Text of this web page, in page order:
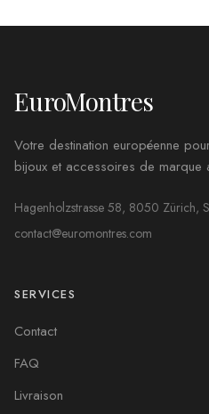
EuroMontres
Votre destination européenne
bijoux et accessoires de marque
Hagenholzstrasse 58, 8050 Zürich,
contact@euromontres.com
SERVICES
Contact
FAQ
Livraison